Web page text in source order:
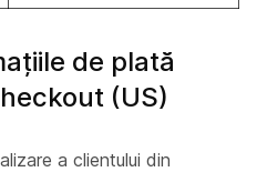
de plată
(US)
a clientului din